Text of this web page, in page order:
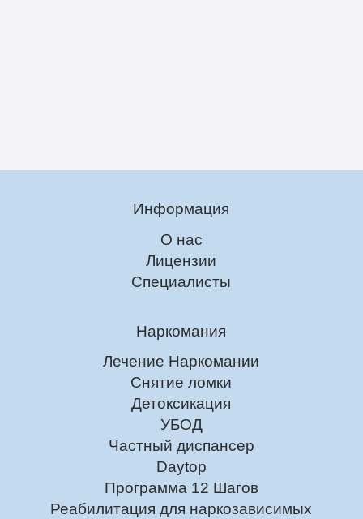
Информация
О нас
Лицензии
Специалисты
Наркомания
Лечение Наркомании
Снятие ломки
Детоксикация
УБОД
Частный диспансер
Daytop
Программа 12 Шагов
Реабилитация для наркозависимых